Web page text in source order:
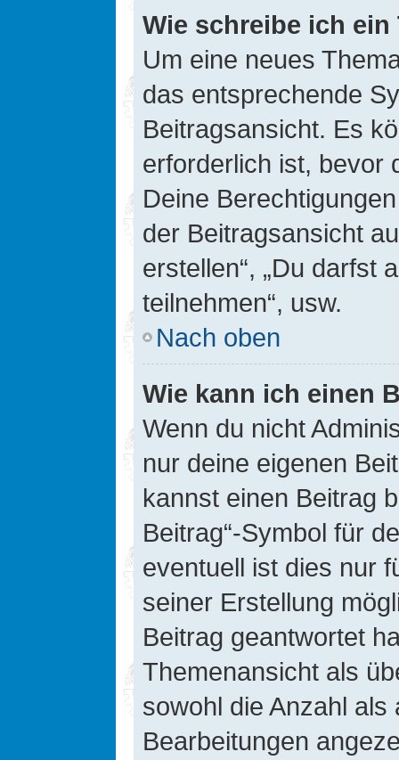
Wie schreibe ich ein
Um eine neues
das entsprechende
Beitragsansicht. Es
erforderlich ist, bevor
Deine
der Beitragsansicht
erstellen“, „Du darfst
teilnehmen“, usw.
Nach oben
Wie kann ich einen
Wenn du nicht
nur deine eigenen
kannst einen Beitrag
Beitrag“-Symbol für
eventuell ist dies nur
seiner Erstellung
Beitrag geantwortet
Themenansicht als
sowohl die Anzahl
Bearbeitungen